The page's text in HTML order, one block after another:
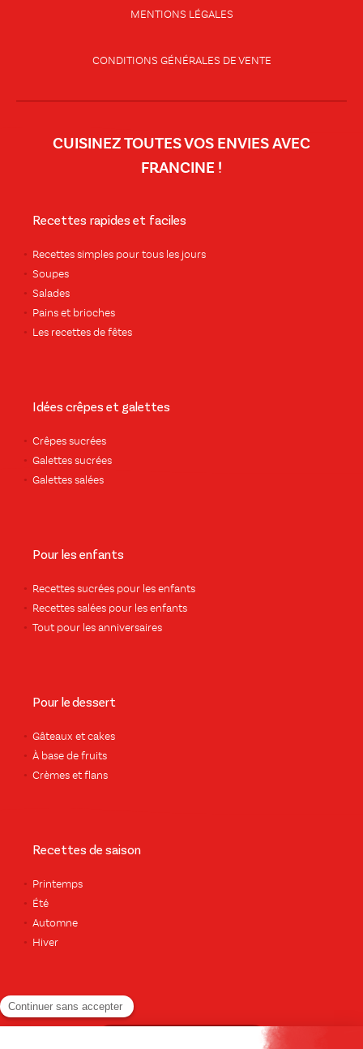
MENTIONS LÉGALES
CONDITIONS GÉNÉRALES DE VENTE
CUISINEZ TOUTES VOS ENVIES AVEC
FRANCINE !
Recettes rapides et faciles
Recettes simples pour tous les jours
Soupes
Salades
Pains et brioches
Les recettes de fêtes
Idées crêpes et galettes
Crêpes sucrées
Galettes sucrées
Galettes salées
Pour les enfants
Recettes sucrées pour les enfants
Recettes salées pour les enfants
Tout pour les anniversaires
Pour le dessert
Gâteaux et cakes
À base de fruits
Crèmes et flans
Recettes de saison
Printemps
Été
Automne
Hiver